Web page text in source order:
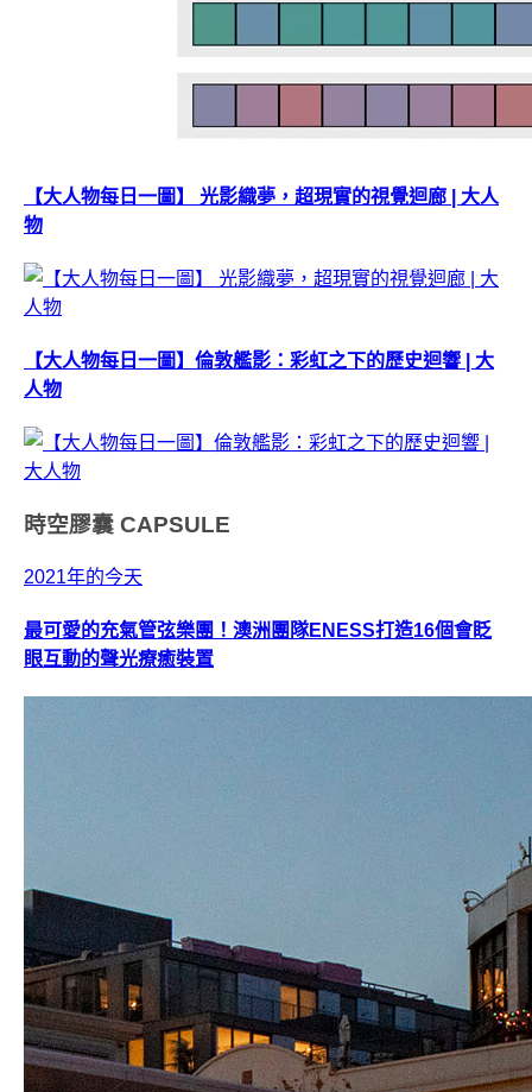
【大人物每日一圖】 光影織夢，超現實的視覺迴廊 | 大人
物
【大人物每日一圖】倫敦艦影：彩虹之下的歷史迴響 | 大
人物
時空膠囊 CAPSULE
2021年的今天
最可愛的充氣管弦樂團！澳洲團隊ENESS打造16個會眨
眼互動的聲光療癒裝置